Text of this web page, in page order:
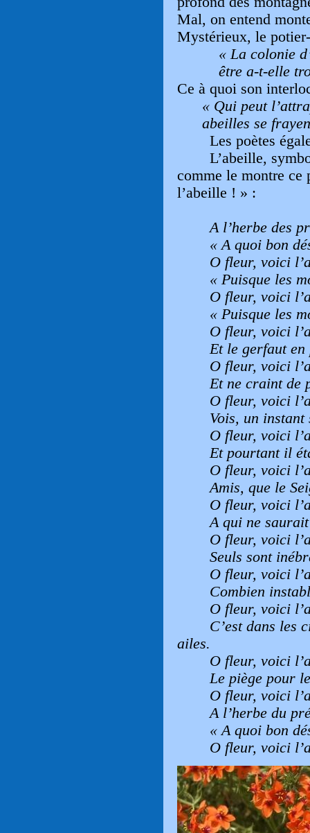
Mal, on entend
Mystérieux, le
« La colonie
être a-t-elle
Ce à quoi son
« Qui peut
abeilles se
Les poètes
L’abeille,
comme le montre
l’abeille ! » :
A l’herbe des
« A quoi bon
O fleur, voici
« Puisque les
O fleur, voici
« Puisque les
O fleur, voici
Et le gerfaut
O fleur, voici
Et ne craint de
O fleur, voici
Vois, un
O fleur, voici
Et pourtant il
O fleur, voici
Amis, que le
O fleur, voici
A qui ne
O fleur, voici
Seuls sont
O fleur, voici
Combien
O fleur, voici
C’est dans les
ailes.
O fleur, voici
Le piège pour
O fleur, voici
A l’herbe du
« A quoi bon
O fleur, voici